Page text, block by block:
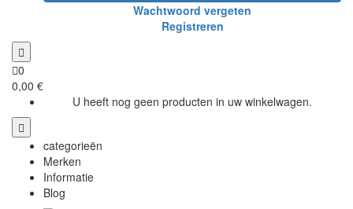
Wachtwoord vergeten
Registreren
0
0,00 €
U heeft nog geen producten in uw winkelwagen.
categorieën
Merken
Informatie
Blog